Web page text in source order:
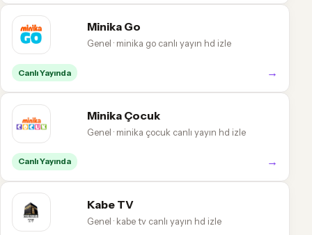
Minika Go
Genel · minika go canlı yayın hd izle
Canlı Yayında →
Minika Çocuk
Genel · minika çocuk canlı yayın hd izle
Canlı Yayında →
Kabe TV
Genel · kabe tv canlı yayın hd izle